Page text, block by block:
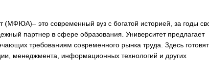
(МФЮА)– это современный вуз с богатой историей, за годы
партнер в сфере образования. Университет предлагает
требованиям современного рынка труда. Здесь готовят
менеджмента, информационных технологий и других